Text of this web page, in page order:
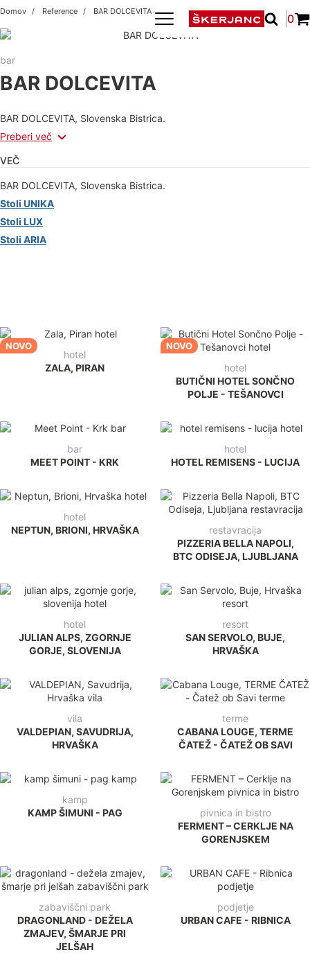
0
Domov Reference BAR DOLCEVITA
bar
BAR DOLCEVITA
BAR DOLCEVITA, Slovenska Bistrica.
Preberi več
VEČ
BAR DOLCEVITA, Slovenska Bistrica.
Stoli UNIKA
Stoli LUX
Stoli ARIA
NOVO
hotel
ZALA, PIRAN
NOVO
hotel
BUTIČNI HOTEL SONČNO
POLJE - TEŠANOVCI
bar
MEET POINT - KRK
hotel
HOTEL REMISENS - LUCIJA
hotel
NEPTUN, BRIONI, HRVAŠKA
restavracija
PIZZERIA BELLA NAPOLI,
BTC ODISEJA, LJUBLJANA
hotel
JULIAN ALPS, ZGORNJE
GORJE, SLOVENIJA
resort
SAN SERVOLO, BUJE,
HRVAŠKA
vila
VALDEPIAN, SAVUDRIJA,
HRVAŠKA
terme
CABANA LOUGE, TERME
ČATEŽ - ČATEŽ OB SAVI
kamp
KAMP ŠIMUNI - PAG
pivnica in bistro
FERMENT – CERKLJE NA
GORENJSKEM
zabaviščni park
DRAGONLAND - DEŽELA
ZMAJEV, ŠMARJE PRI
JELŠAH
podjetje
URBAN CAFE - RIBNICA